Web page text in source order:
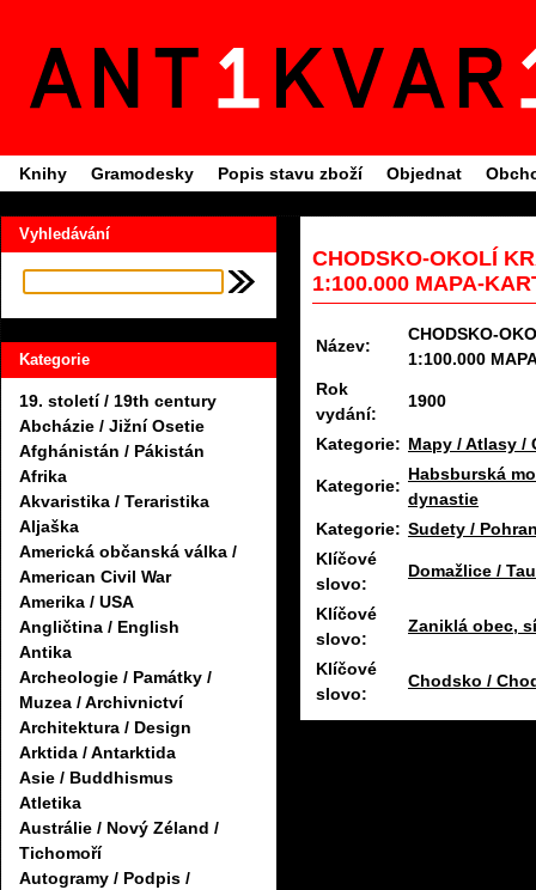
Knihy Gramodesky Popis stavu zboží Objednat
Vyhledávání
Kategorie
19. století / 19th century
Abcházie / Jižní Osetie
Afghánistán / Pákistán
Afrika
Akvaristika / Teraristika
Aljaška
Americká občanská válka /
American Civil War
Amerika / USA
Angličtina / English
Antika
Archeologie / Památky /
Muzea / Archivnictví
Architektura / Design
Arktida / Antarktida
Asie / Buddhismus
Atletika
Austrálie / Nový Zéland /
Tichomoří
Autogramy / Podpis /
CHODSKO-OKOLÍ
1:100.000 MAPA-
Název:
CHODSKO-
1:100.000
Rok
vydání:
1900
Kategorie: Mapy / Atlasy /
Kategorie:
Habsburská
dynastie
Kategorie: Sudety /
Klíčové
slovo:
Domažlice /
Klíčové
slovo:
Zaniklá obec,
Klíčové
slovo:
Chodsko /